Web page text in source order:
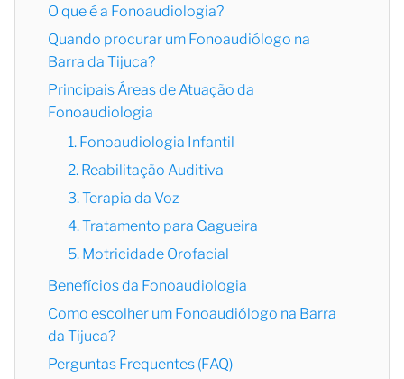
O que é a Fonoaudiologia?
Quando procurar um Fonoaudiólogo na
Barra da Tijuca?
Principais Áreas de Atuação da
Fonoaudiologia
1. Fonoaudiologia Infantil
2. Reabilitação Auditiva
3. Terapia da Voz
4. Tratamento para Gagueira
5. Motricidade Orofacial
Benefícios da Fonoaudiologia
Como escolher um Fonoaudiólogo na Barra
da Tijuca?
Perguntas Frequentes (FAQ)